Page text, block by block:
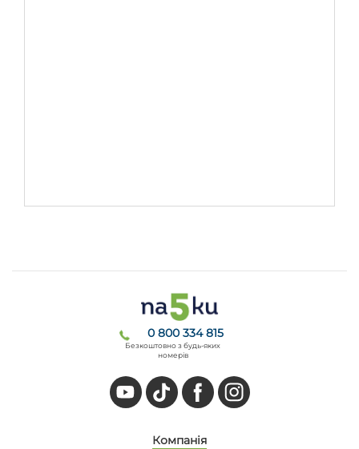
0 800 334 815
Безкоштовно з будь-яких
номерів
Компанія